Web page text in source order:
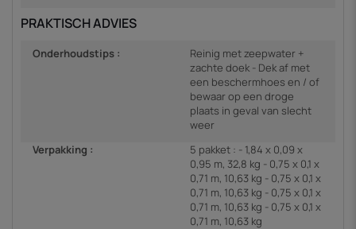
PRAKTISCH ADVIES
Onderhoudstips :
Reinig met zeepwater +
zachte doek - Dek af met
een beschermhoes en / of
bewaar op een droge
plaats in geval van slecht
weer
Verpakking :
5 pakket : - 1,84 x 0,09 x
0,95 m, 32,8 kg - 0,75 x 0,1 x
0,71 m, 10,63 kg - 0,75 x 0,1 x
0,71 m, 10,63 kg - 0,75 x 0,1 x
0,71 m, 10,63 kg - 0,75 x 0,1 x
0,71 m, 10,63 kg